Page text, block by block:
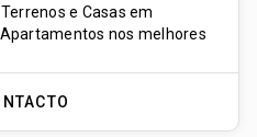
e Casas em
nos melhores